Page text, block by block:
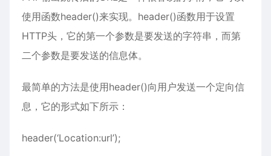
使用函数header()来实现。header()函数用于设置
HTTP头，它的第一个参数是要发送的字符串，而第
二个参数是要发送的信息体。
最简单的方法是使用header()向用户发送一个定向信
息，它的形式如下所示：
header(‘Location:url’);